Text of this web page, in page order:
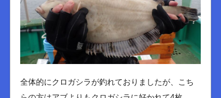
全体的にクロガシラが釣れておりましたが、こち